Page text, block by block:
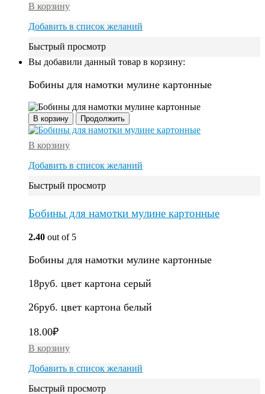
В корзину
Добавить в список желаний
Быстрый просмотр
Вы добавили данный товар в корзину:
Бобины для намотки мулине картонные
В корзину Продолжить
В корзину
Добавить в список желаний
Быстрый просмотр
Бобины для намотки мулине картонные
2.40 out of 5
Бобины для намотки мулине картонные
18руб. цвет картона серый
26руб. цвет картона белый
18.00₽
В корзину
Добавить в список желаний
Быстрый просмотр